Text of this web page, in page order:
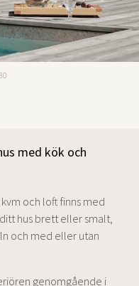
med kök och
och loft finns med
hus brett eller smalt,
och med eller utan
genomgående i